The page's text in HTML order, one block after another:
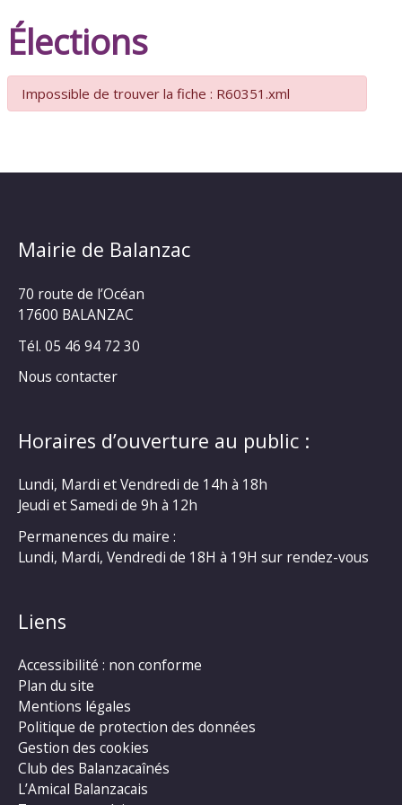
Élections
Impossible de trouver la fiche : R60351.xml
Mairie de Balanzac
70 route de l’Océan
17600 BALANZAC
Tél. 05 46 94 72 30
Nous contacter
Horaires d’ouverture au public :
Lundi, Mardi et Vendredi de 14h à 18h
Jeudi et Samedi de 9h à 12h
Permanences du maire :
Lundi, Mardi, Vendredi de 18H à 19H sur rendez-vous
Liens
Accessibilité : non conforme
Plan du site
Mentions légales
Politique de protection des données
Gestion des cookies
Club des Balanzacaînés
L’Amical Balanzacais